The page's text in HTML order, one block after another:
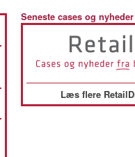
Seneste cases og
Læs flere